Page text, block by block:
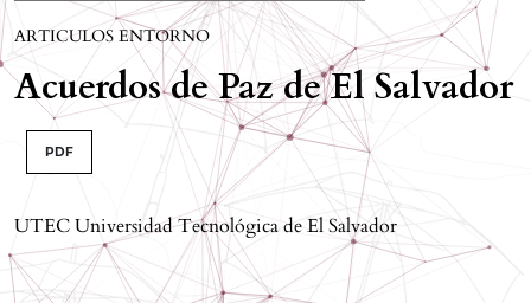
ARTICULOS ENTORNO
Acuerdos de Paz de El Salvador
PDF
UTEC Universidad Tecnológica de El Salvador